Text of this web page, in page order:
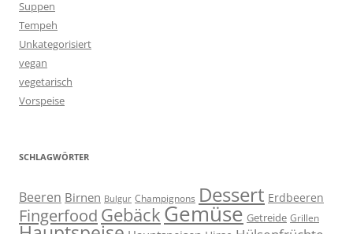
Suppen
Tempeh
Unkategorisiert
vegan
vegetarisch
Vorspeise
SCHLAGWÖRTER
Beeren Birnen Bulgur Champignons Dessert Erdbeeren
Fingerfood Gebäck Gemüse Getreide Grillen